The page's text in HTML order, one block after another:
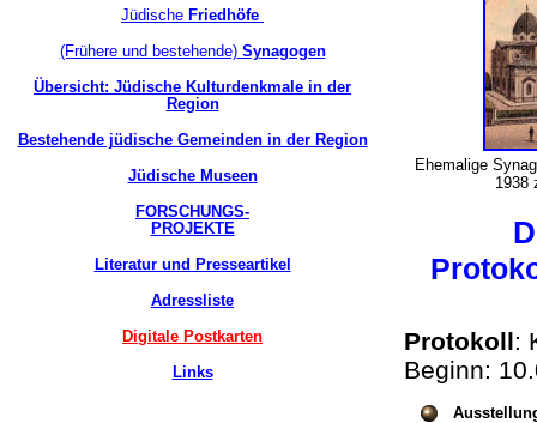
Jüdische Friedhöfe
(Frühere und bestehende)Synagogen
Übersicht: Jüdische Kulturdenkmale in der
Region
Bestehende jüdische Gemeinden in der Region
Jüdische Museen
FORSCHUNGS-
PROJEKTE
Literatur und Presseartikel
Adressliste
Digitale Postkarten
Links
Ehemalige
1938
Protokoll:
Beginn: